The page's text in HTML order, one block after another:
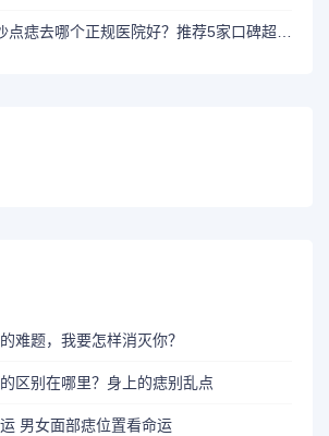
点痣 长沙 长沙点痣去哪个正规医院好？推荐5家口碑超棒且价格实惠的好医院
难题，我要怎样消灭你？
区别在哪里？身上的痣别乱点
男女面部痣位置看命运